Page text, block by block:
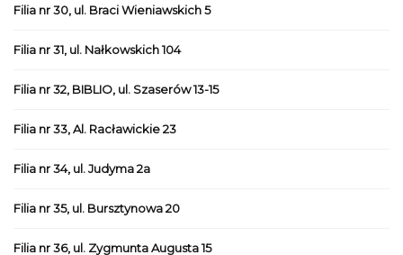
Filia nr 30, ul. Braci Wieniawskich 5
Filia nr 31, ul. Nałkowskich 104
Filia nr 32, BIBLIO, ul. Szaserów 13-15
Filia nr 33, Al. Racławickie 23
Filia nr 34, ul. Judyma 2a
Filia nr 35, ul. Bursztynowa 20
Filia nr 36, ul. Zygmunta Augusta 15